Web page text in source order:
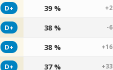
D+ 39 %
D+ 38 % -
D+ 38 %
D+ 37 %